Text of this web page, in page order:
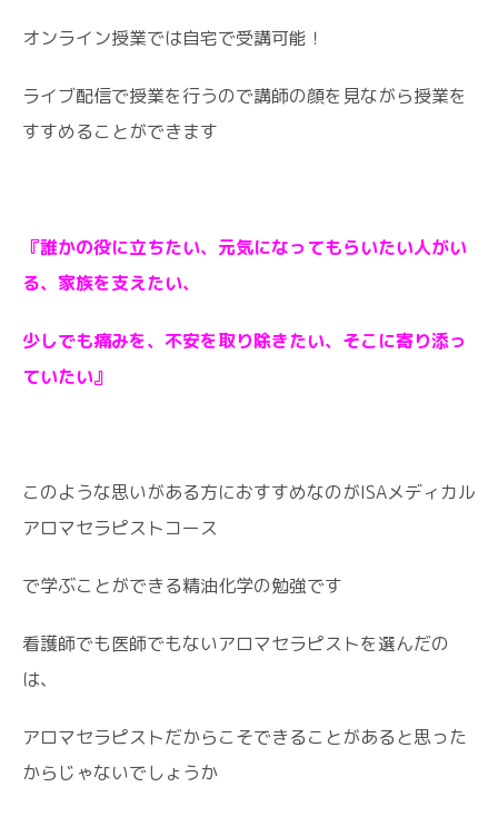
オンライン授業では自宅で受講可能！
ライブ配信で授業を行うので講師の顔を見ながら授業を
すすめることができます
『誰かの役に立ちたい、元気になってもらいたい人がい
る、家族を支えたい、
少しでも痛みを、不安を取り除きたい、そこに寄り添っ
ていたい』
このような思いがある方におすすめなのがISAメディカル
アロマセラピストコース
で学ぶことができる精油化学の勉強です
看護師でも医師でもないアロマセラピストを選んだの
は、
アロマセラピストだからこそできることがあると思った
からじゃないでしょうか